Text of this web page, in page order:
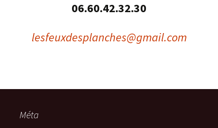
06.60.42.32.30
lesfeuxdesplanches@gmail.com
Méta